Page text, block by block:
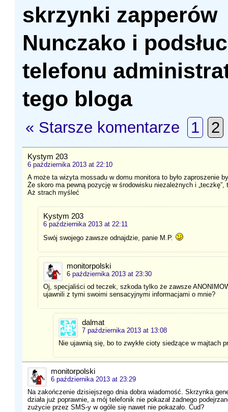
skrzynki zapperów
Nunczako i
telefonu
tego bloga
« Starsze komentarze 1 2
Kystym 203
6 października 2013 at 22:10
A może ta wizyta mossadu w domu monitora to było zaproszenie
Że skoro ma pewną pozycję w środowisku niezależnych i
Aż strach myśleć
Kystym 203
6 października 2013 at 22:11
Swój swojego zawsze odnajdzie, panie M.P.
monitorpolski
6 października 2013 at 23:30
Oj, specjaliści od teczek, szkoda tylko że zawsze
ujawnili z tymi swoimi sensacyjnymi informacjami o mnie?
dalmat
7 października 2013 at 13:08
Nie ujawnią się, bo to zwykłe cioty siedzące w majtach
monitorpolski
6 października 2013 at 23:29
Na zakończenie dzisiejszego dnia dobra wiadomość. Skrzynka
działa już poprawnie, a mój telefonik nie pokazał żadnego
zużycie przez SMS-y w ogóle się nawet nie pokazało. Cud?